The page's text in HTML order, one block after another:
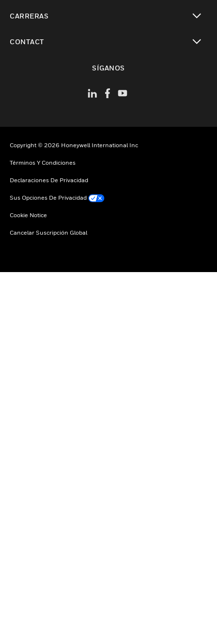
CARRERAS
CONTACT
SÍGANOS
Copyright © 2026 Honeywell International Inc
Términos Y Condiciones
Declaraciones De Privacidad
Sus Opciones De Privacidad
Cookie Notice
Cancelar Suscripción Global